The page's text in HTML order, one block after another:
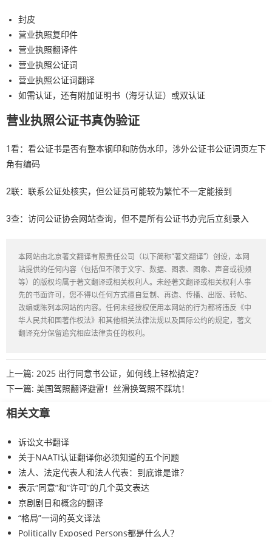
封皮
营业执照复印件
营业执照翻译件
营业执照公证词
营业执照公证词翻译
如需认证，还有附加证明书（海牙认证）或双认证
营业执照公证书真伪验证
1看：看公证书是否有整本钢印和防伪水印，涉外公证书公证词页左下
角有编码
2联：联系公证处核实，但公证员可能较为繁忙不一定能接到
3查：访问公证协会网站查询，但不是所有公证书办完后立刻录入
本网站由北京著文翻译有限责任公司（以下简称“著文翻译”）创设，本网
站提供的任何内容（包括但不限于文字、数据、图表、图象、声音或视频
等）的版权均属于著文翻译或相关权利人。未经著文翻译或相关权利人事
先的书面许可，您不得以任何方式擅自复制、再造、传播、出版、转帖、
改编或陈列本网站的内容。任何未经授权使用本网站的行为都将违反《中
华人民共和国著作权法》和其他相关法律法规以及国际公约的规定，著文
翻译充分保留追究相应法律责任的权利。
上一篇: 2025 出行同意书公证，如何线上轻松搞定？
下一篇: 美国驾照翻译避雷！丝滑换驾照不踩坑！
相关文章
诉讼文书翻译
关于NAATI认证翻译你必须知道的五个问题
法人、法定代表人和法人代表：到底谁是谁？
表示“同意”和“许可”的几个英文表达
京剧剧目和概念的翻译
“格局”一词的英文译法
Politically Exposed Persons都是什么人？